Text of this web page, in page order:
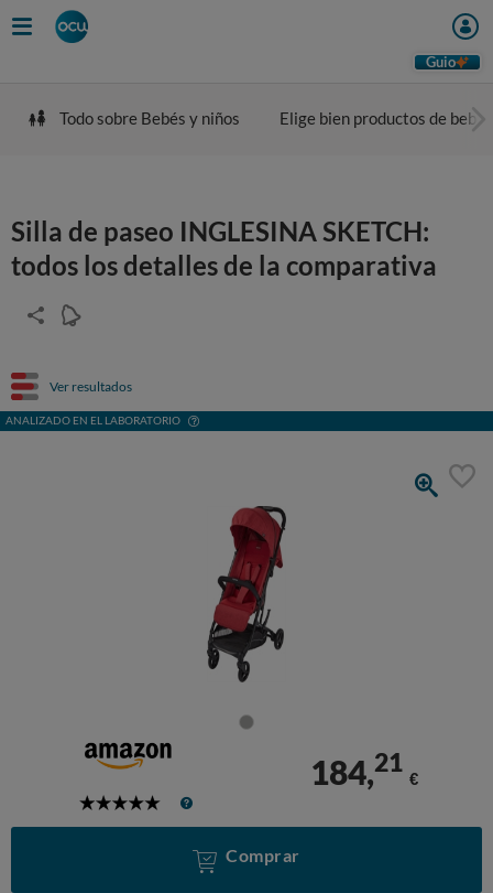
Guio
Todo sobre Bebés y niños Elige bien productos de bebé
Silla de paseo INGLESINA SKETCH:
todos los detalles de la comparativa
Ver resultados
ANALIZADO EN EL LABORATORIO
5
184,21
€
Comprar